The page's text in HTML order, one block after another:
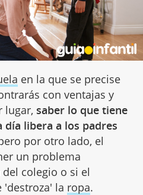
en la que se precise
con ventajas y
lugar, saber lo que tiene
día libera a los padres
por otro lado, el
un problema
colegio o si el
'destroza' la ropa.